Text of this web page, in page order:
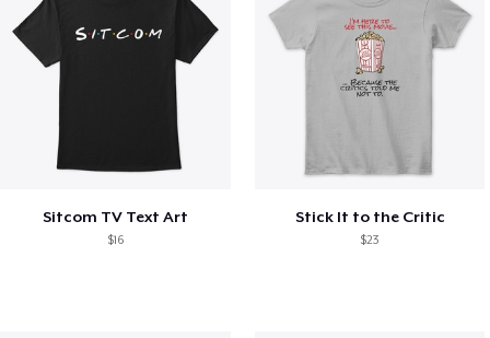
Sitcom TV Text Art
$16
Stick It to the Critic
$23